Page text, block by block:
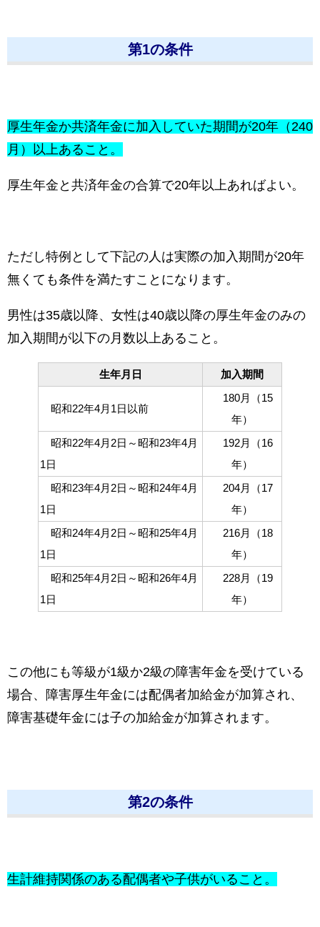
第1の条件
厚生年金か共済年金に加入していた期間が20年（240
月）以上あること。
厚生年金と共済年金の合算で20年以上あればよい。
ただし特例として下記の人は実際の加入期間が20年
無くても条件を満たすことになります。
男性は35歳以降、女性は40歳以降の厚生年金のみの
加入期間が以下の月数以上あること。
生年月日 加入期間
昭和22年4月1日以前
180月（15
年）
昭和22年4月2日～昭和23年4月
1日
192月（16
年）
昭和23年4月2日～昭和24年4月
1日
204月（17
年）
昭和24年4月2日～昭和25年4月
1日
216月（18
年）
昭和25年4月2日～昭和26年4月
1日
228月（19
年）
この他にも等級が1級か2級の障害年金を受けている
場合、障害厚生年金には配偶者加給金が加算され、
障害基礎年金には子の加給金が加算されます。
第2の条件
生計維持関係のある配偶者や子供がいること。